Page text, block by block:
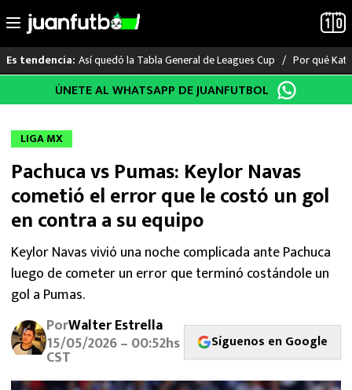
al
Es tendencia: Así quedó la Tabla General de Leagues Cup Por qué
LO ÚLTIMO
LIGA MX
RAYADOS
PUMAS
ATLANTE
SELECCIÓN MEXICANA
FUTBOL INTERNACIONAL
MEXICANOS EN EL EXTRANJERO
ÚNETE AL WHATSAPP DE JUANFUTBOL
LIGA MX
Pachuca vs Pumas: Keylor Navas
cometió el error que le costó un gol
en contra a su equipo
Keylor Navas vivió una noche complicada ante Pachuca
luego de cometer un error que terminó costándole un
gol a Pumas.
PorWalter Estrella
15/05/2026 – 00:52hs
CST
Síguenos en Google